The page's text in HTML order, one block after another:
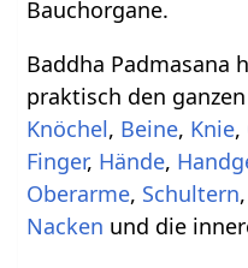
Bauchorgane.
Baddha Padmasana
praktisch den
Knöchel, Beine, Knie,
Finger, Hände,
Oberarme, Schultern,
Nacken und die